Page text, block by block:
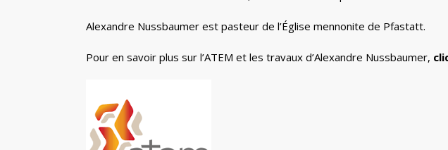
Alexandre Nussbaumer est pasteur de l’Église mennonite de Pfastatt.
Pour en savoir plus sur l’ATEM et les travaux d’Alexandre Nussbaumer,